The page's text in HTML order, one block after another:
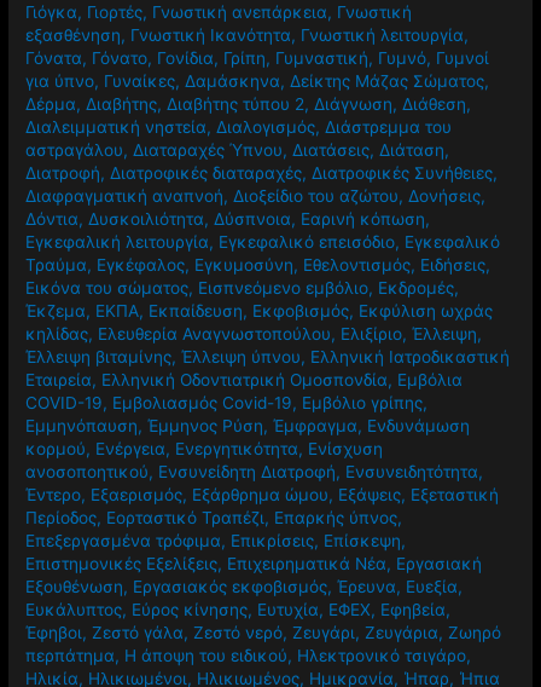
Γιόγκα, Γιορτές, Γνωστική ανεπάρκεια, Γνωστική
εξασθένηση, Γνωστική Ικανότητα, Γνωστική λειτουργία,
Γόνατα, Γόνατο, Γονίδια, Γρίπη, Γυμναστική, Γυμνό, Γυμνοί
για ύπνο, Γυναίκες,Δαμάσκηνα,Δείκτης Μάζας Σώματος,
Δέρμα,Διαβήτης,Διαβήτης τύπου 2,Διάγνωση,Διάθεση,
Διαλειμματική νηστεία,Διαλογισμός,Διάστρεμμα του
αστραγάλου,Διαταραχές Ύπνου,Διατάσεις,Διάταση,
Διατροφή,Διατροφικές διαταραχές,Διατροφικές Συνήθειες,
Διαφραγματική αναπνοή,Διοξείδιο του αζώτου,Δονήσεις,
Δόντια,Δυσκοιλιότητα,Δύσπνοια, Εαρινή κόπωση,
Εγκεφαλική λειτουργία, Εγκεφαλικό επεισόδιο, Εγκεφαλικό
Τραύμα, Εγκέφαλος, Εγκυμοσύνη, Εθελοντισμός, Ειδήσεις,
Εικόνα του σώματος, Εισπνεόμενο εμβόλιο, Εκδρομές,
Έκζεμα, ΕΚΠΑ, Εκπαίδευση, Εκφοβισμός, Εκφύλιση ωχράς
κηλίδας, Ελευθερία Αναγνωστοπούλου, Ελιξίριο,Έλλειψη,
Έλλειψη βιταμίνης,Έλλειψη ύπνου, Ελληνική Ιατροδικαστική
Εταιρεία, Ελληνική Οδοντιατρική Ομοσπονδία, Εμβόλια
COVID-19, Εμβολιασμός Covid-19, Εμβόλιο γρίπης,
Εμμηνόπαυση,Έμμηνος Ρύση,Έμφραγμα, Ενδυνάμωση
κορμού, Ενέργεια, Ενεργητικότητα, Ενίσχυση
ανοσοποητικού, Ενσυνείδητη Διατροφή, Ενσυνειδητότητα,
Έντερο, Εξαερισμός, Εξάρθρημα ώμου, Εξάψεις, Εξεταστική
Περίοδος, Εορταστικό Τραπέζι, Επαρκής ύπνος,
Επεξεργασμένα τρόφιμα, Επικρίσεις, Επίσκεψη,
Επιστημονικές Εξελίξεις, Επιχειρηματικά Νέα, Εργασιακή
Εξουθένωση, Εργασιακός εκφοβισμός,Έρευνα, Ευεξία,
Ευκάλυπτος, Εύρος κίνησης, Ευτυχία, ΕΦΕΧ, Εφηβεία,
Έφηβοι,Ζεστό γάλα,Ζεστό νερό,Ζευγάρι,Ζευγάρια,Ζωηρό
περπάτημα, Η άποψη του ειδικού, Ηλεκτρονικό τσιγάρο,
Ηλικία, Ηλικιωμένοι, Ηλικιωμένος, Ημικρανία, Ήπαρ, Ήπια